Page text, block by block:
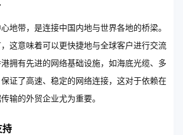
地带，是连接中国内地与世界各地的桥梁。
这意味着可以更快捷地与全球客户进行交流
拥有先进的网络基础设施，如海底光缆、多
证了高速、稳定的网络连接，这对于依赖在
输的外贸企业尤为重要。
持